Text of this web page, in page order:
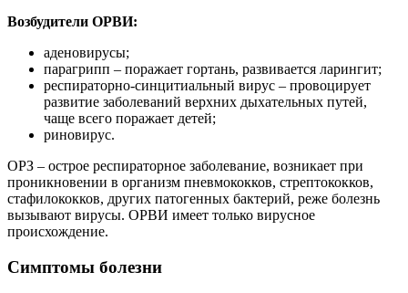
Возбудители ОРВИ:
аденовирусы;
парагрипп – поражает гортань, развивается ларингит;
респираторно-синцитиальный вирус – провоцирует
развитие заболеваний верхних дыхательных путей,
чаще всего поражает детей;
риновирус.
ОРЗ – острое респираторное заболевание, возникает при
проникновении в организм пневмококков, стрептококков,
стафилококков, других патогенных бактерий, реже болезнь
вызывают вирусы. ОРВИ имеет только вирусное
происхождение.
Симптомы болезни